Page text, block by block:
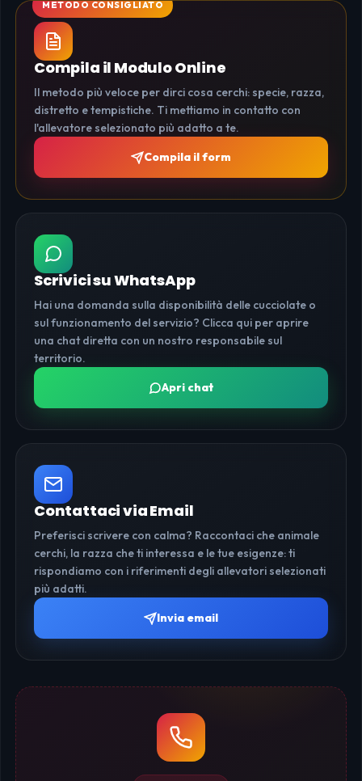
Compila il Modulo Online
Il metodo più veloce per dirci cosa cerchi: specie, razza,
distretto e tempistiche. Ti mettiamo in contatto con
l'allevatore selezionato più adatto a te.
Compila il form
Scrivici su WhatsApp
Hai una domanda sulla disponibilità delle cucciolate o
sul funzionamento del servizio? Clicca qui per aprire
una chat diretta con un nostro responsabile sul
territorio.
Apri chat
Contattaci via Email
Preferisci scrivere con calma? Raccontaci che animale
cerchi, la razza che ti interessa e le tue esigenze: ti
rispondiamo con i riferimenti degli allevatori selezionati
più adatti.
Invia email